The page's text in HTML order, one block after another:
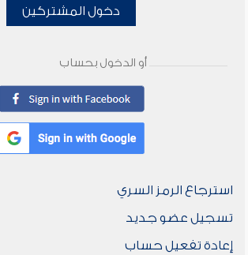
دخول المشتركين
أو الدخول بحساب
استرجاع الرمز السري
تسجيل عضو جديد
إعادة تفعيل حساب